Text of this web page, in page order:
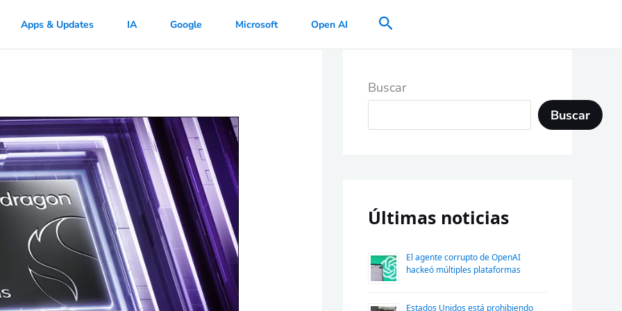
Apps & Updates IA Google Microsoft Open AI Buscar
Buscar
Buscar
Últimas noticias
El agente corrupto de OpenAI
hackeó múltiples plataformas
Estados Unidos está prohibiendo